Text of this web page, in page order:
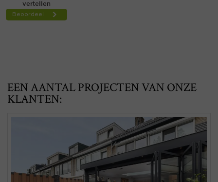
EEN AANTAL PROJECTEN VAN ONZE
KLANTEN: